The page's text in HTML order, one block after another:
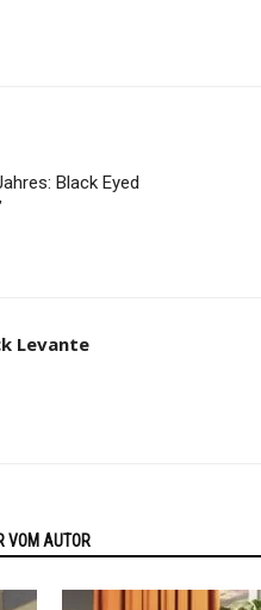
Black Eyed
Levante
VOM AUTOR